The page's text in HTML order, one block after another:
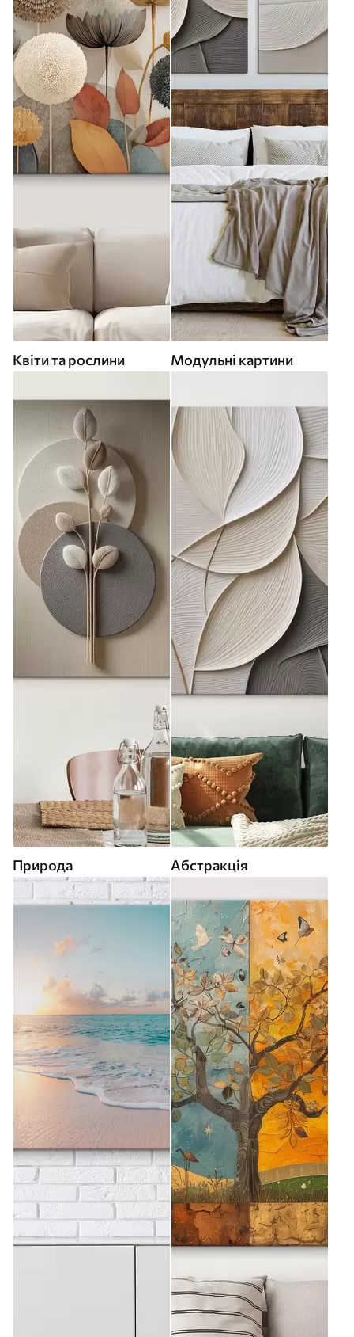
Квіти та рослини Модульні картини
Природа Абстракція